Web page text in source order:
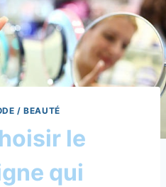
/ BEAUTÉ
le
qui